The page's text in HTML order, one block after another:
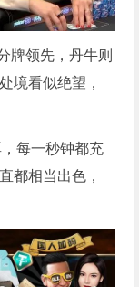
牌领先，丹牛则
境看似绝望，
每一秒钟都充
都相当出色，